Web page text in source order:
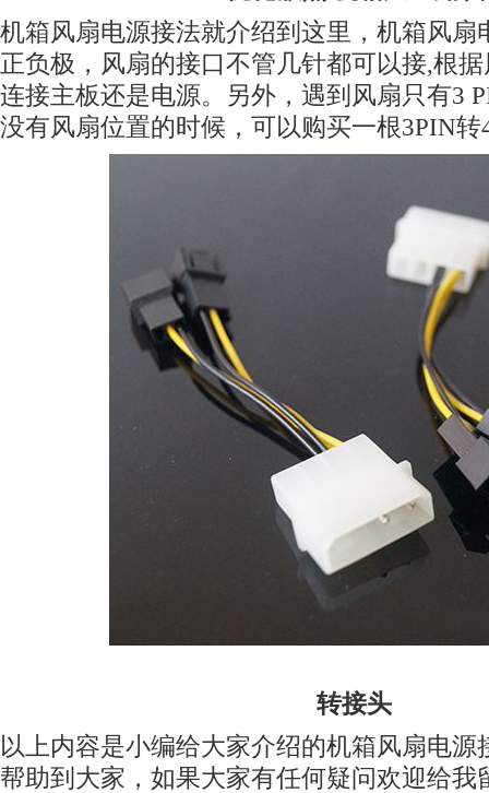
机箱风扇电源接法就介绍到这里，机箱风扇
正负极，风扇的接口不管几针都可以接,根
连接主板还是电源。另外，遇到风扇只有3
没有风扇位置的时候，可以购买一根3PIN
转接头
以上内容是小编给大家介绍的机箱风扇电源
帮助到大家，如果大家有任何疑问欢迎给我